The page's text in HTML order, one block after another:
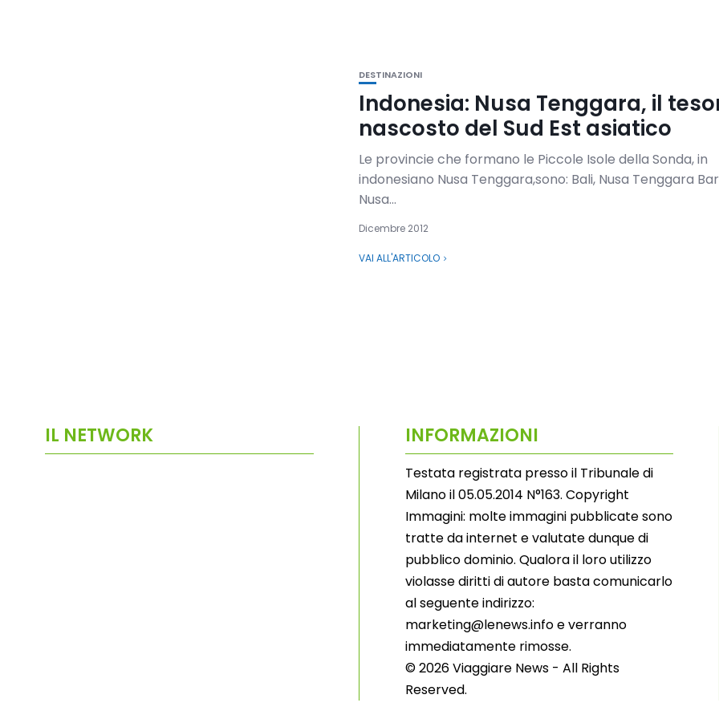
DESTINAZIONI
Indonesia: Nusa Tenggara, il
nascosto del Sud Est asiatico
Le provincie che formano le Piccole Isole della Sonda, in
indonesiano Nusa Tenggara,sono: Bali, Nusa Tenggara
Nusa...
Dicembre 2012
VAI ALL'ARTICOLO
IL NETWORK INFORMAZIONI
Testata registrata presso il Tribunale di
Milano il 05.05.2014 N°163. Copyright
Immagini: molte immagini pubblicate sono
tratte da internet e valutate dunque di
pubblico dominio. Qualora il loro utilizzo
violasse diritti di autore basta comunicarlo
al seguente indirizzo:
marketing@lenews.info e verranno
immediatamente rimosse.
© 2026 Viaggiare News - All Rights
Reserved.